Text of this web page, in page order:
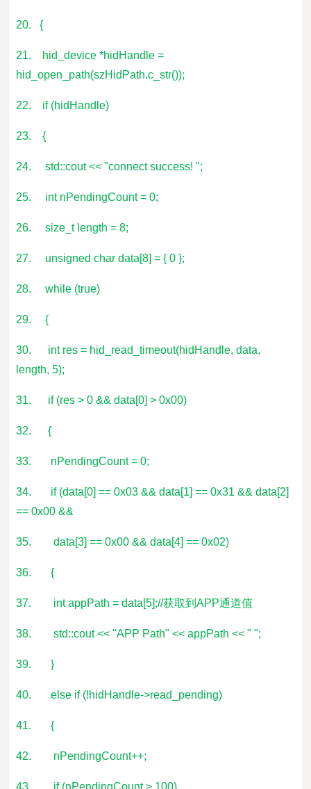
20. {
21. hid_device *hidHandle =
hid_open_path(szHidPath.c_str());
22. if (hidHandle)
23. {
24. std::cout << "connect success! ";
25. int nPendingCount = 0;
26. size_t length = 8;
27. unsigned char data[8] = { 0 };
28. while (true)
29. {
30. int res = hid_read_timeout(hidHandle, data,
length, 5);
31. if (res > 0 && data[0] > 0x00)
32. {
33. nPendingCount = 0;
34. if (data[0] == 0x03 && data[1] == 0x31 && data[2]
== 0x00 &&
35. data[3] == 0x00 && data[4] == 0x02)
36. {
37. int appPath = data[5];//获取到APP通道值
38. std::cout << "APP Path" << appPath << " ";
39. }
40. else if (!hidHandle->read_pending)
41. {
42. nPendingCount++;